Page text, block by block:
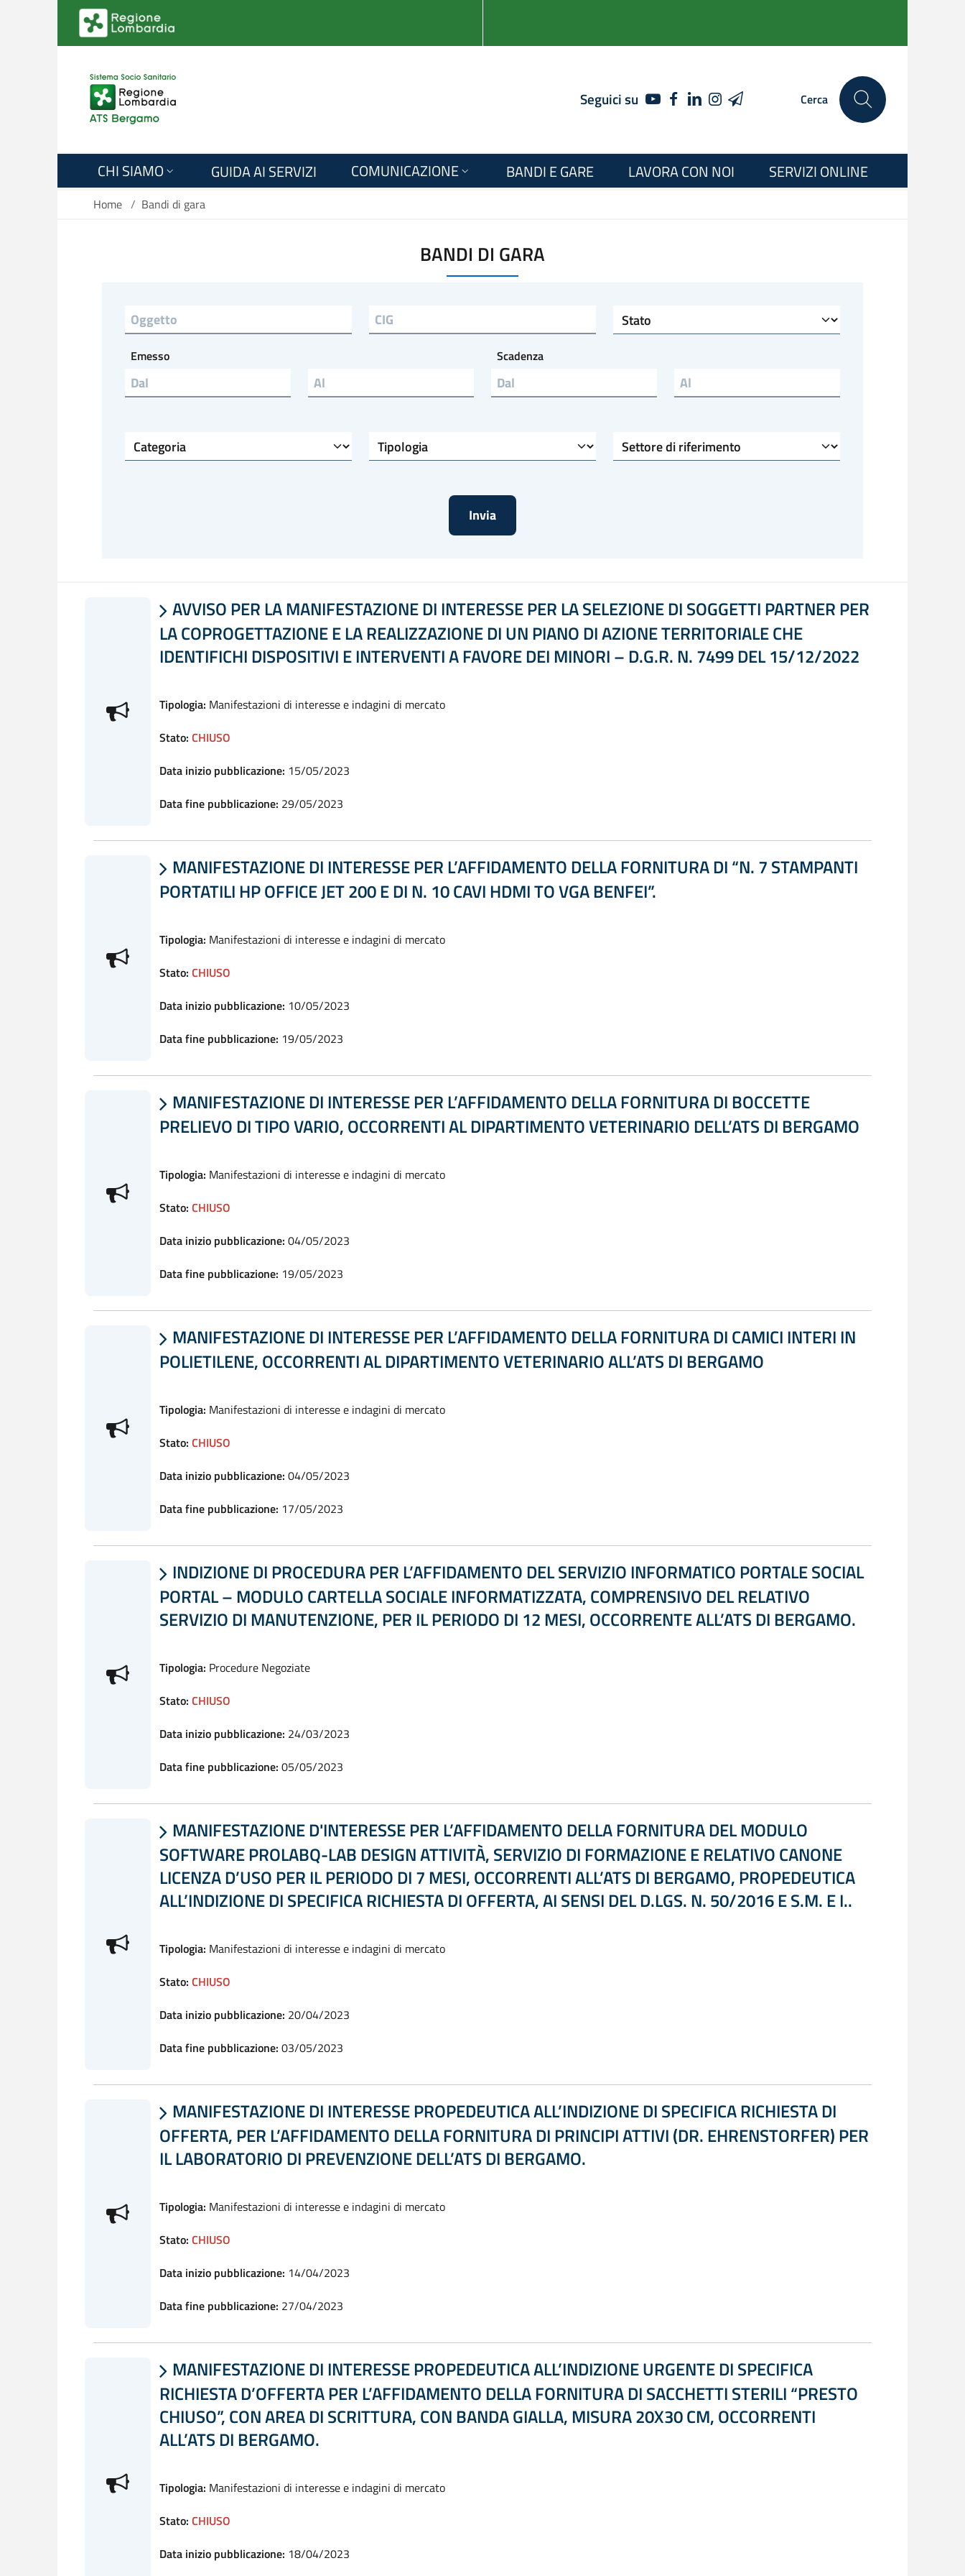
Salta al contenuto principale
Seguici su YOUTUBEFACEBOOK
LINKEDIN
INSTAGRAM
TELEGRAM Cerca
CHI SIAMO GUIDA AI SERVIZI COMUNICAZIONE BANDI E GARE LAVORA CON NOI SERVIZI ONLINE
Home / Bandi di gara
BANDI DI GARA
Titolo CIG Stato
Emesso
Emesso al
Scadenza
Scadenza al
Categoria Tipologia Settore di riferimento
 AVVISO PER LA MANIFESTAZIONE DI INTERESSE PER LA SELEZIONE DI SOGGETTI PARTNER PER
LA COPROGETTAZIONE E LA REALIZZAZIONE DI UN PIANO DI AZIONE TERRITORIALE CHE
IDENTIFICHI DISPOSITIVI E INTERVENTI A FAVORE DEI MINORI – D.G.R. N. 7499 DEL 15/12/2022
Tipologia: Manifestazioni di interesse e indagini di mercato
Stato: CHIUSO
Data inizio pubblicazione: 15/05/2023
Data fine pubblicazione: 29/05/2023
 MANIFESTAZIONE DI INTERESSE PER L’AFFIDAMENTO DELLA FORNITURA DI “N. 7 STAMPANTI
PORTATILI HP OFFICE JET 200 E DI N. 10 CAVI HDMI TO VGA BENFEI”.
Tipologia: Manifestazioni di interesse e indagini di mercato
Stato: CHIUSO
Data inizio pubblicazione: 10/05/2023
Data fine pubblicazione: 19/05/2023
 MANIFESTAZIONE DI INTERESSE PER L’AFFIDAMENTO DELLA FORNITURA DI BOCCETTE
PRELIEVO DI TIPO VARIO, OCCORRENTI AL DIPARTIMENTO VETERINARIO DELL’ATS DI BERGAMO
Tipologia: Manifestazioni di interesse e indagini di mercato
Stato: CHIUSO
Data inizio pubblicazione: 04/05/2023
Data fine pubblicazione: 19/05/2023
 MANIFESTAZIONE DI INTERESSE PER L’AFFIDAMENTO DELLA FORNITURA DI CAMICI INTERI IN
POLIETILENE, OCCORRENTI AL DIPARTIMENTO VETERINARIO ALL’ATS DI BERGAMO
Tipologia: Manifestazioni di interesse e indagini di mercato
Stato: CHIUSO
Data inizio pubblicazione: 04/05/2023
Data fine pubblicazione: 17/05/2023
 INDIZIONE DI PROCEDURA PER L’AFFIDAMENTO DEL SERVIZIO INFORMATICO PORTALE SOCIAL
PORTAL – MODULO CARTELLA SOCIALE INFORMATIZZATA, COMPRENSIVO DEL RELATIVO
SERVIZIO DI MANUTENZIONE, PER IL PERIODO DI 12 MESI, OCCORRENTE ALL’ATS DI BERGAMO.
Tipologia: Procedure Negoziate
Stato: CHIUSO
Data inizio pubblicazione: 24/03/2023
Data fine pubblicazione: 05/05/2023
 MANIFESTAZIONE D'INTERESSE PER L’AFFIDAMENTO DELLA FORNITURA DEL MODULO
SOFTWARE PROLABQ-LAB DESIGN ATTIVITÀ, SERVIZIO DI FORMAZIONE E RELATIVO CANONE
LICENZA D’USO PER IL PERIODO DI 7 MESI, OCCORRENTI ALL’ATS DI BERGAMO, PROPEDEUTICA
ALL’INDIZIONE DI SPECIFICA RICHIESTA DI OFFERTA, AI SENSI DEL D.LGS. N. 50/2016 E S.M. E I..
Tipologia: Manifestazioni di interesse e indagini di mercato
Stato: CHIUSO
Data inizio pubblicazione: 20/04/2023
Data fine pubblicazione: 03/05/2023
 MANIFESTAZIONE DI INTERESSE PROPEDEUTICA ALL’INDIZIONE DI SPECIFICA RICHIESTA DI
OFFERTA, PER L’AFFIDAMENTO DELLA FORNITURA DI PRINCIPI ATTIVI (DR. EHRENSTORFER) PER
IL LABORATORIO DI PREVENZIONE DELL’ATS DI BERGAMO.
Tipologia: Manifestazioni di interesse e indagini di mercato
Stato: CHIUSO
Data inizio pubblicazione: 14/04/2023
Data fine pubblicazione: 27/04/2023
 MANIFESTAZIONE DI INTERESSE PROPEDEUTICA ALL’INDIZIONE URGENTE DI SPECIFICA
RICHIESTA D’OFFERTA PER L’AFFIDAMENTO DELLA FORNITURA DI SACCHETTI STERILI “PRESTO
CHIUSO”, CON AREA DI SCRITTURA, CON BANDA GIALLA, MISURA 20X30 CM, OCCORRENTI
ALL’ATS DI BERGAMO.
Tipologia: Manifestazioni di interesse e indagini di mercato
Stato: CHIUSO
Data inizio pubblicazione: 18/04/2023